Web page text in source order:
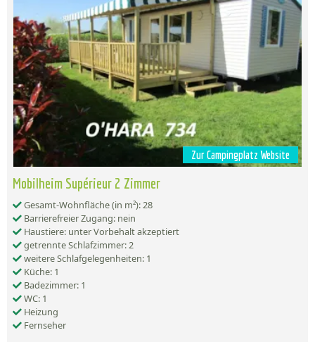
Zur Campingplatz Website
Mobilheim Supérieur 2 Zimmer
Gesamt-Wohnfläche (in m²): 28
Barrierefreier Zugang: nein
Haustiere: unter Vorbehalt akzeptiert
getrennte Schlafzimmer: 2
weitere Schlafgelegenheiten: 1
Küche: 1
Badezimmer: 1
WC: 1
Heizung
Fernseher